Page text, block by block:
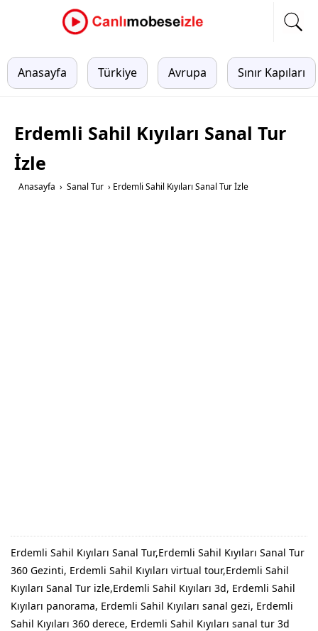
Anasayfa Türkiye Avrupa Sınır Kapıları
Erdemli Sahil Kıyıları Sanal Tur
İzle
Anasayfa › Sanal Tur › Erdemli Sahil Kıyıları Sanal Tur İzle
Erdemli Sahil Kıyıları Sanal Tur,Erdemli Sahil Kıyıları Sanal Tur
360 Gezinti, Erdemli Sahil Kıyıları virtual tour,Erdemli Sahil
Kıyıları Sanal Tur izle,Erdemli Sahil Kıyıları 3d, Erdemli Sahil
Kıyıları panorama, Erdemli Sahil Kıyıları sanal gezi, Erdemli
Sahil Kıyıları 360 derece, Erdemli Sahil Kıyıları sanal tur 3d